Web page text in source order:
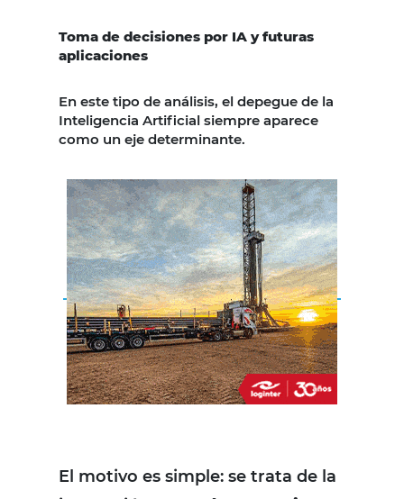
Toma de decisiones por IA y futuras
aplicaciones
En este tipo de análisis, el depegue de la
Inteligencia Artificial siempre aparece
como un eje determinante.
El motivo es simple: se trata de la